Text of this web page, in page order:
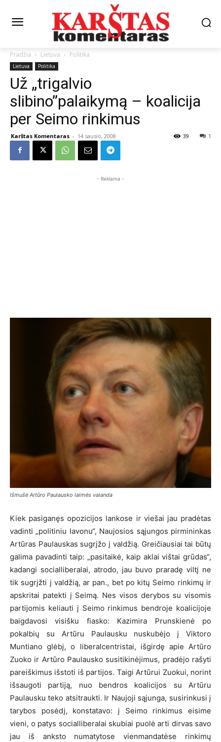
Pradžia Lietuva Politika
Lietuva Politika
Už „trigalvio
slibino”palaikymą – koalicija
per Seimo rinkimus
Karštas Komentaras - 14 sausio, 2008 1
39
- Reklama -
Išmušė Artūro Paulausko laimės valanda
Kiek pasiganęs opozicijos lankose ir viešai jau pradėtas
vadinti „politiniu lavonu“, Naujosios sąjungos pirmininkas
Artūras Paulauskas sugrįžo į valdžią. Greičiausiai tai būtų
galima pavadinti taip: „pasitaikė, kaip aklai vištai grūdas“,
kadangi socialliberalai, atrodo, jau buvo praradę viltį ne
tik sugrįžti į valdžią, ar pan., bet po kitų Seimo rinkimų ir
apskritai patekti į Seimą. Nes visos derybos su visomis
partijomis keliauti į Seimo rinkimus bendroje koalicijoje
baigdavosi visišku fiasko: Kazimira Prunskienė po
pokalbių su Artūru Paulausku nuskubėjo į Viktoro
Muntiano glėbį, o liberalcentristai, išgirdę apie Artūro
Zuoko ir Artūro Paulausko susitikinėjimus, pradėjo rašyti
pareiškimus išstoti iš partijos. Taigi Artūrui Zuokui, norint
išsaugoti partiją, nuo bendros koalicijos su Artūru
Paulausku teko atsitraukti. Ir Naujoji sąjunga, susirinkusi į
tarybos posėdį, konstatavo: į Seimo rinkimus eisime
vieni, o patys socialliberalai skubiai puolė arti dirvas savo
jau iš anksto numatytose vienmandatėse rinkimų